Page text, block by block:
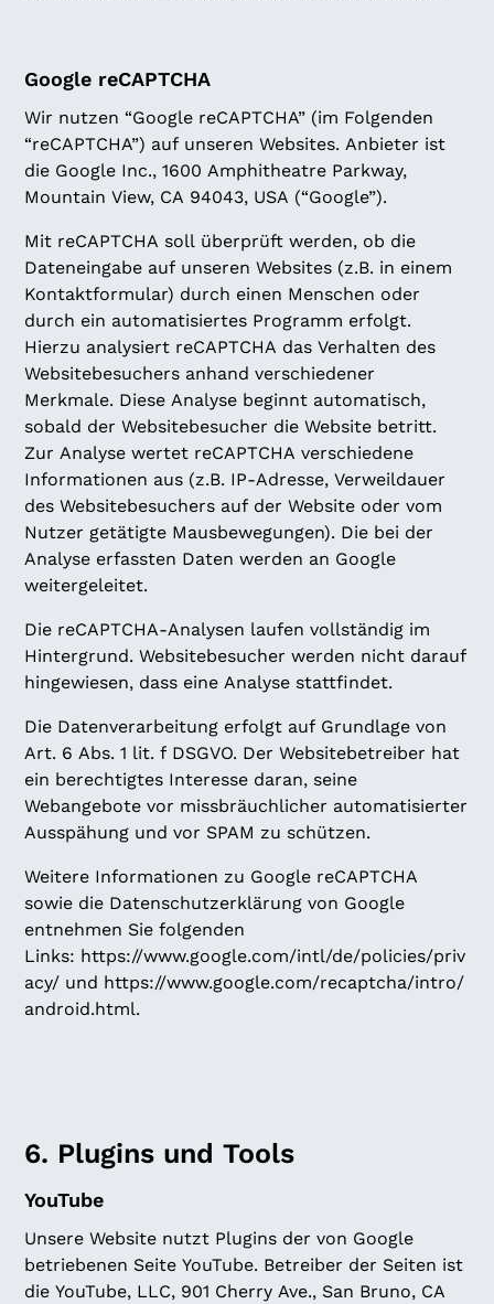
Google reCAPTCHA
Wir nutzen “Google reCAPTCHA” (im Folgenden
“reCAPTCHA”) auf unseren Websites. Anbieter ist
die Google Inc., 1600 Amphitheatre Parkway,
Mountain View, CA 94043, USA (“Google”).
Mit reCAPTCHA soll überprüft werden, ob die
Dateneingabe auf unseren Websites (z.B. in einem
Kontaktformular) durch einen Menschen oder
durch ein automatisiertes Programm erfolgt.
Hierzu analysiert reCAPTCHA das Verhalten des
Websitebesuchers anhand verschiedener
Merkmale. Diese Analyse beginnt automatisch,
sobald der Websitebesucher die Website betritt.
Zur Analyse wertet reCAPTCHA verschiedene
Informationen aus (z.B. IP-Adresse, Verweildauer
des Websitebesuchers auf der Website oder vom
Nutzer getätigte Mausbewegungen). Die bei der
Analyse erfassten Daten werden an Google
weitergeleitet.
Die reCAPTCHA-Analysen laufen vollständig im
Hintergrund. Websitebesucher werden nicht darauf
hingewiesen, dass eine Analyse stattfindet.
Die Datenverarbeitung erfolgt auf Grundlage von
Art. 6 Abs. 1 lit. f DSGVO. Der Websitebetreiber hat
ein berechtigtes Interesse daran, seine
Webangebote vor missbräuchlicher automatisierter
Ausspähung und vor SPAM zu schützen.
Weitere Informationen zu Google reCAPTCHA
sowie die Datenschutzerklärung von Google
entnehmen Sie folgenden
Links: https://www.google.com/intl/de/policies/priv
acy/ und https://www.google.com/recaptcha/intro/
android.html.
6. Plugins und Tools
YouTube
Unsere Website nutzt Plugins der von Google
betriebenen Seite YouTube. Betreiber der Seiten ist
die YouTube, LLC, 901 Cherry Ave., San Bruno, CA